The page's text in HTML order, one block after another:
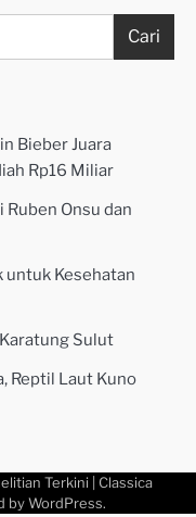
Cari
Bieber Juara
Rp16 Miliar
Onsu dan
untuk Kesehatan
Sulut
Reptil Laut Kuno
Terkini | Classica
by WordPress.